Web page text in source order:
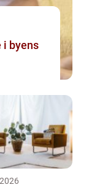
i byens